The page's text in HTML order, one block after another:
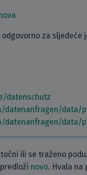
odgovorno za sljedeće
datenschutz
datenanfragen/data/
datenanfragen/data/
ili se traženo
novo. Hvala na